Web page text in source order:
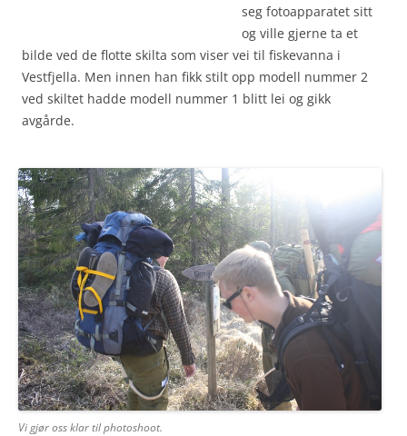
seg fotoapparatet sitt
og ville gjerne ta et
bilde ved de flotte skilta som viser vei til fiskevanna i
Vestfjella. Men innen han fikk stilt opp modell nummer 2
ved skiltet hadde modell nummer 1 blitt lei og gikk
avgårde.
Vi gjør oss klar til photoshoot.